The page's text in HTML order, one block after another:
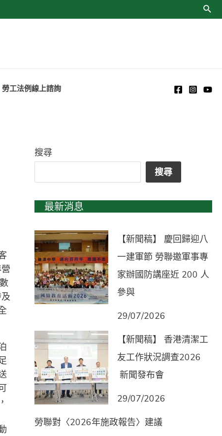
勞工法例線上諮詢
搜尋
搜尋
最新消息
【新聞稿】 慶回歸迎八
一建軍節 勞聯邀軍事專
家辦國防講座近 200 人
參與
29/07/2026
【新聞稿】 香港清潔工
友工作狀況調查2026
新聞發布會
29/07/2026
勞聯對〈2026年施政報告〉建議